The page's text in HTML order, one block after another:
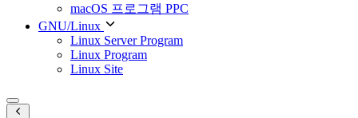
macOS 프로그램 PPC
GNU/Linux
Linux Server Program
Linux Program
Linux Site